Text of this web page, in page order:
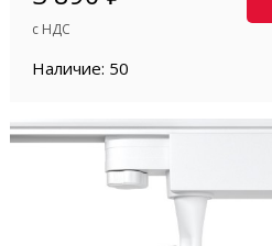
с НДС
Наличие: 50